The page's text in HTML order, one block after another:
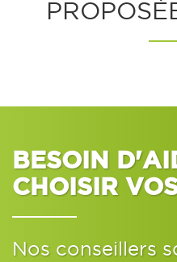
BESOIN
CHOISIR
Nos conseillers